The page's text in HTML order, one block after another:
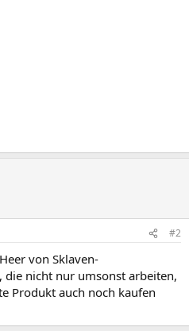
#2
von Sklaven-
nicht nur umsonst arbeiten,
Produkt auch noch kaufen